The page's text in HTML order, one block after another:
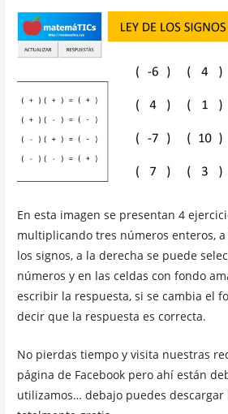
En esta imagen se presentan 4
multiplicando tres números enteros,
los signos, a la derecha se puede
números y en las celdas con fondo
escribir la respuesta, si se cambia el
decir que la respuesta es correcta.
No pierdas tiempo y visita nuestras
página de Facebook pero ahí están
utilizamos… debajo puedes descargar